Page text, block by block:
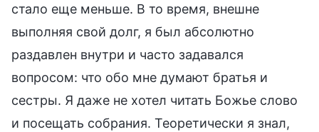
стало еще меньше. В то время, внешне
выполняя свой долг, я был абсолютно
раздавлен внутри и часто задавался
вопросом: что обо мне думают братья и
сестры. Я даже не хотел читать Божье слово
и посещать собрания. Теоретически я знал,